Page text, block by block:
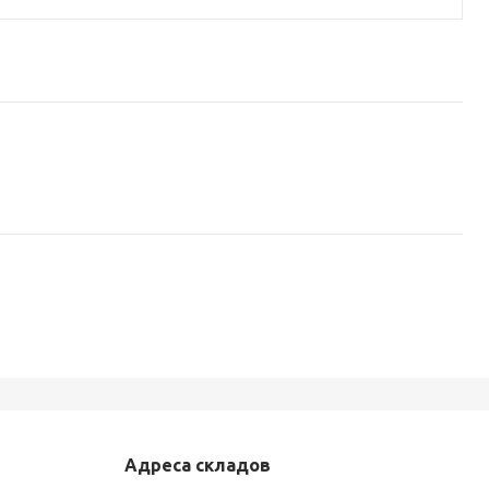
Адреса складов